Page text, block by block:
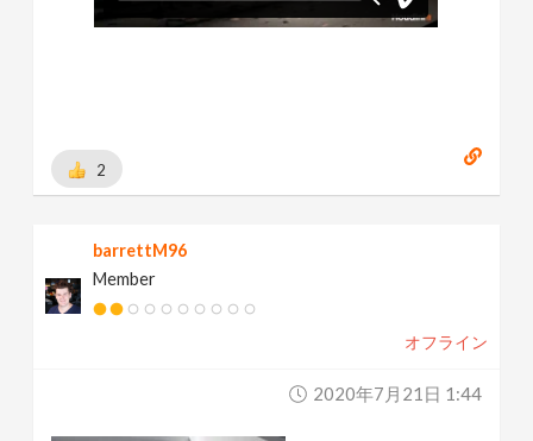
2
barrettM96
Member
オフライン
2020年7月21日 1:44